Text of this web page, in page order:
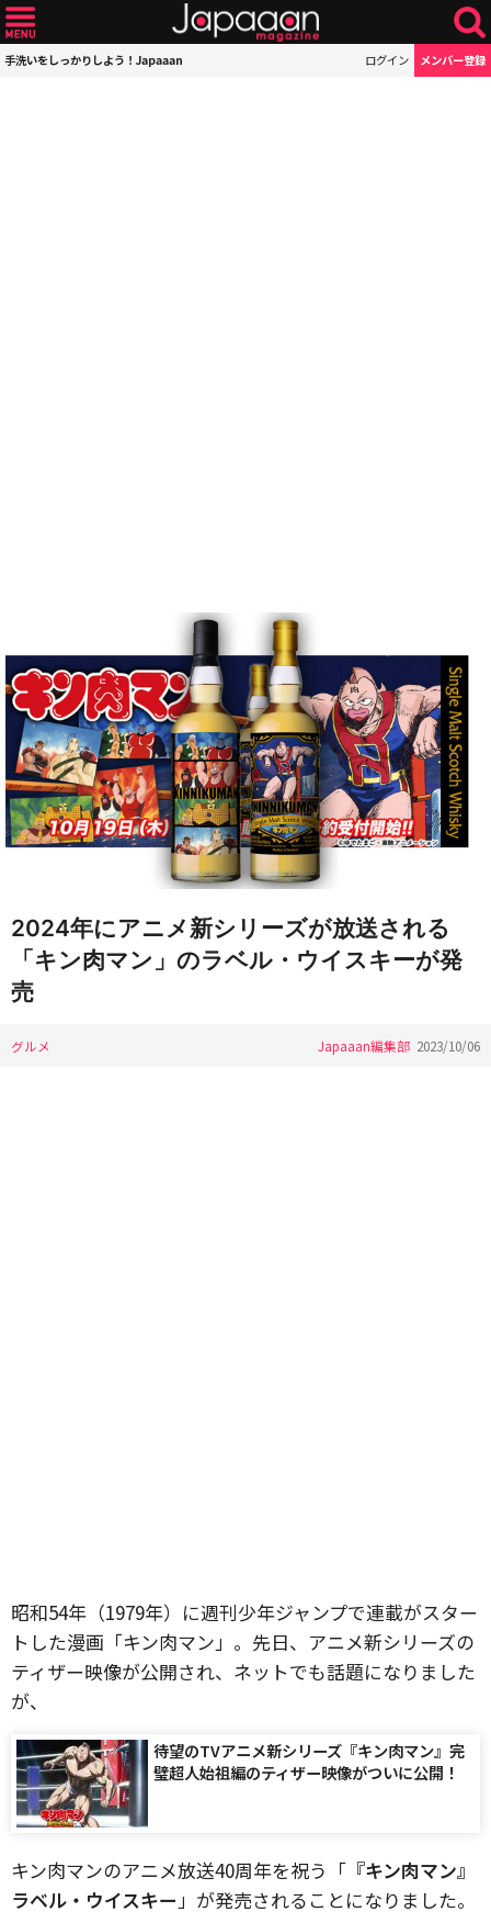
手洗いをしっかりしよう！Japaaan ログイン メンバー登録
2024年にアニメ新シリーズが放送される
「キン肉マン」のラベル・ウイスキーが発
売
グルメ Japaaan編集部 2023/10/06
昭和54年（1979年）に週刊少年ジャンプで連載がスター
トした漫画「キン肉マン」。先日、アニメ新シリーズの
ティザー映像が公開され、ネットでも話題になりました
が、
待望のTVアニメ新シリーズ『キン肉マン』完
璧超人始祖編のティザー映像がついに公開！
キン肉マンのアニメ放送40周年を祝う「 『キン肉マン』
ラベル・ウイスキー」が発売されることになりました。